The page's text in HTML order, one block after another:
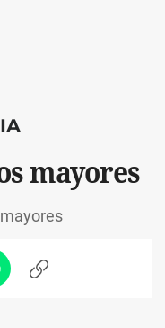
mayores
Copiar